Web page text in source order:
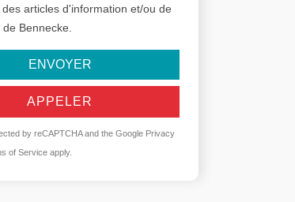
des articles d'information et/ou de
Bennecke.
ENVOYER
APPELER
by reCAPTCHA and the Google Privacy
of Service apply.